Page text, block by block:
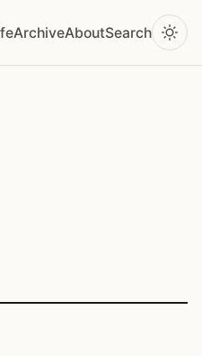
ArchiveAboutSearch